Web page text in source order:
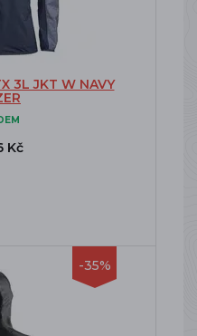
3L JKT W NAVY
Kč
-35%